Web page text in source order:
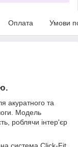
Оплата Умови
акуратного та
Модель
роблячи інтер'єр